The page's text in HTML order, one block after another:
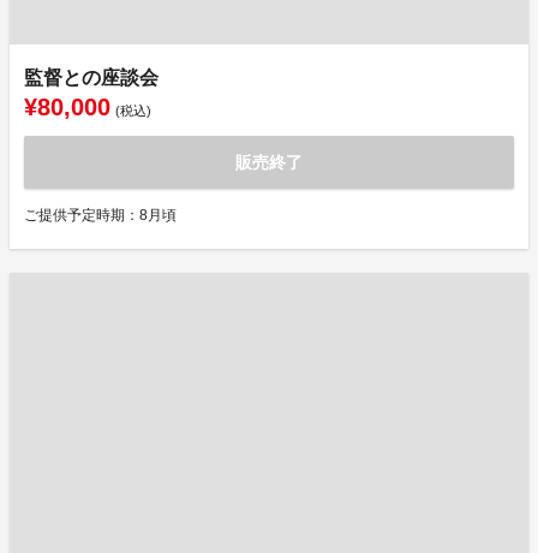
監督との座談会
¥80,000 (税込)
販売終了
ご提供予定時期：8月頃